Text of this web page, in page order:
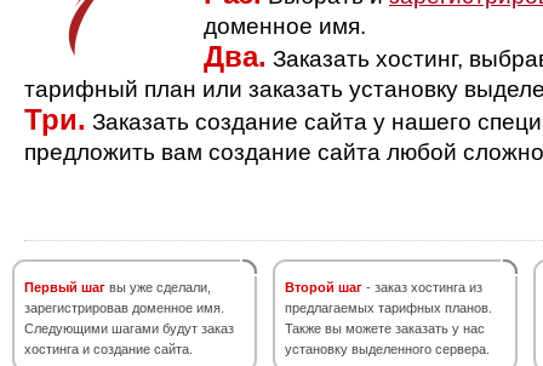
доменное имя.
Два. Заказать хостинг,
тарифный план или заказать установку
Три. Заказать создание сайта у нашего
предложить вам создание сайта любой
Первый шаг вы уже сделали,
зарегистрировав доменное имя.
Следующими шагами будут заказ
хостинга и создание сайта.
Второй шаг - заказ хостинга из
предлагаемых тарифных планов.
Также вы можете заказать у нас
установку выделенного сервера.